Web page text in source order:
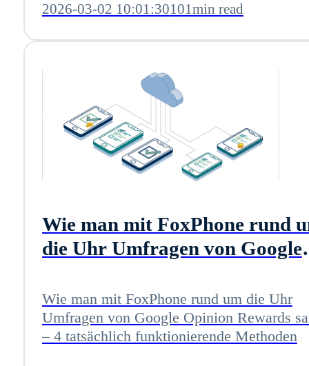
2026-03-02 10:01:30101min read
Wie man mit FoxPhone rund
die Uhr Umfragen von Google
tatsächlich funktionierende
Methoden
Wie man mit FoxPhone rund um die Uhr
Umfragen von Google Opinion Rewards
– 4 tatsächlich funktionierende Methoden